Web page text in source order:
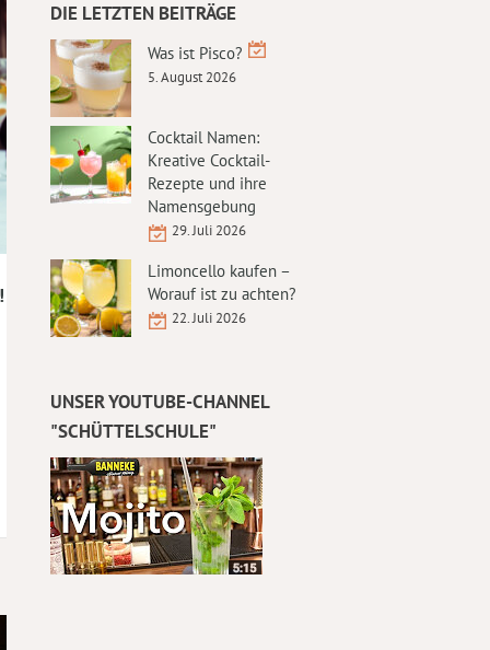
DIE LETZTEN BEITRÄGE
Was ist Pisco?
5. August 2026
Cocktail Namen:
Kreative Cocktail-
Rezepte und ihre
Namensgebung
29. Juli 2026
Limoncello kaufen –
Worauf ist zu achten?
22. Juli 2026
UNSER YOUTUBE-CHANNEL
"SCHÜTTELSCHULE"